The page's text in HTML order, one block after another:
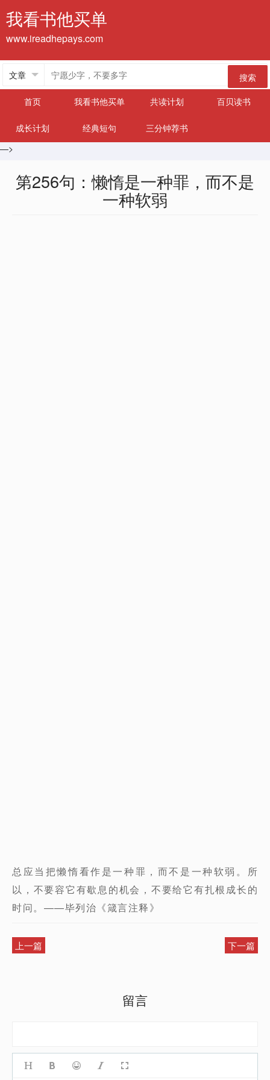
我看书他买单
www.ireadhepays.com
搜索
首页
我看书他买单 共读计划 百贝读书
成长计划 经典短句
三分钟荐书
—>
第256句：懒惰是一种罪，而不是
一种软弱
总应当把懒惰看作是一种罪，而不是一种软弱。所
以，不要容它有歇息的机会，不要给它有扎根成长的
时问。——毕列治《箴言注释》
上一篇 下一篇
留言